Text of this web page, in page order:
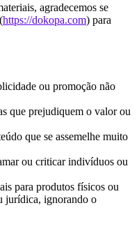
agradecemos se
https://dokopa.com) para
ou promoção não
que prejudiquem o valor ou
que se assemelhe muito
ou criticar indivíduos ou
para produtos físicos ou
jurídica, ignorando o